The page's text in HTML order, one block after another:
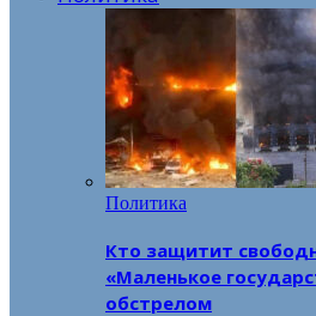
Политика
Кто защитит
«Маленькое
обстрелом